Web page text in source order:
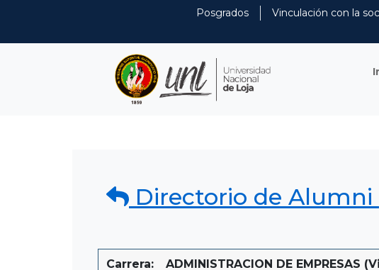
Posgrados Vinculación con la
Directorio de Alumni
Carrera:
ADMINISTRACION DE EMPRESAS